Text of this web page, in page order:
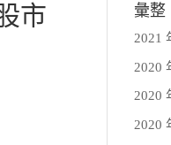
市
彙整
2021
2020
2020
2020